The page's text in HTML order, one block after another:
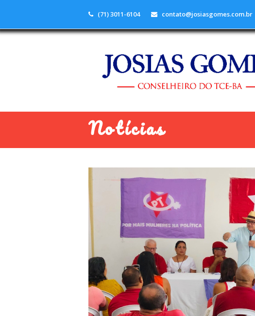
(71) 3011-6104 contato@josiasgomes.com.br
Notícias